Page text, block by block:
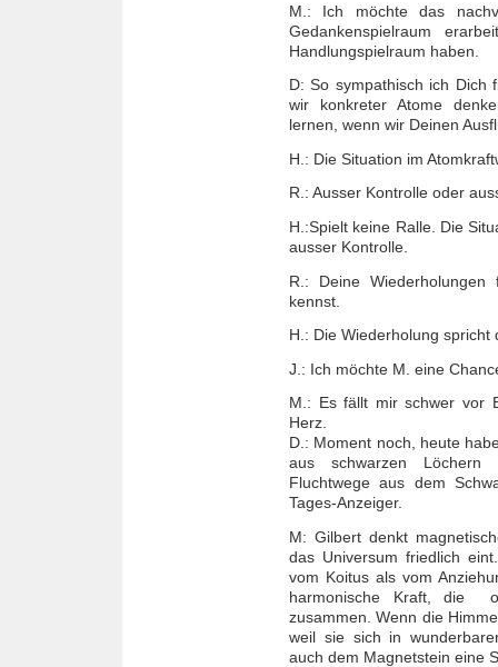
M.: Ich möchte das
Gedankenspielraum
Handlungspielraum haben.
D: So sympathisch ich Dich
wir konkreter Atome
lernen, wenn wir Deinen
H.: Die Situation im
R.: Ausser Kontrolle oder
H.:Spielt keine Ralle. Die
ausser Kontrolle.
R.: Deine
kennst.
H.: Die Wiederholung spricht
J.: Ich möchte M. eine
M.: Es fällt mir schwer vor
Herz.
D.: Moment noch, heute
aus schwarzen Löchern
Fluchtwege aus dem
Tages-Anzeiger.
M: Gilbert denkt
das Universum friedlich
vom Koitus als vom
harmonische Kraft, die
zusammen. Wenn die
weil sie sich in
auch dem Magnetstein eine